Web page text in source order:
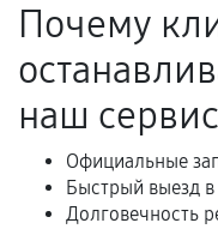
Акт
услуг и сроком
Документы на
и кассовый чек.
Почему
наш
Официальные
Быстрый выезд в
Долговечность